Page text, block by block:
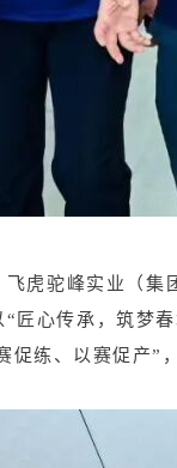
虎驼峰实业（
匠心传承，筑
练、以赛促产”